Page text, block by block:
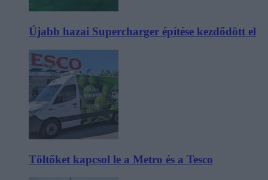
Újabb hazai Supercharger építése kezdődött el
Töltőket kapcsol le a Metro és a Tesco